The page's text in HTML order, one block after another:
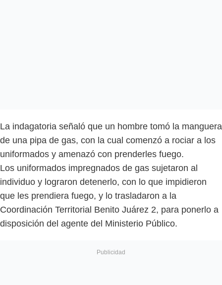
La indagatoria señaló que un hombre tomó la manguera
de una pipa de gas, con la cual comenzó a rociar a los
uniformados y amenazó con prenderles fuego.
Los uniformados impregnados de gas sujetaron al
individuo y lograron detenerlo, con lo que impidieron
que les prendiera fuego, y lo trasladaron a la
Coordinación Territorial Benito Juárez 2, para ponerlo a
disposición del agente del Ministerio Público.